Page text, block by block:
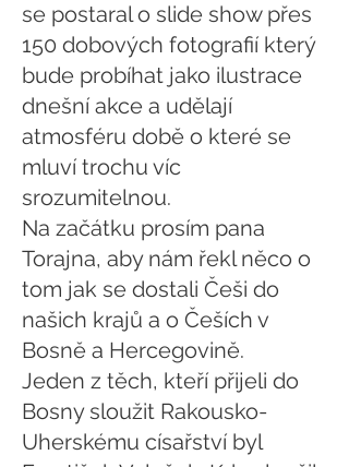
se postaral o slide show přes
150 dobových fotografií který
bude probíhat jako ilustrace
dnešní akce a udělají
atmosféru době o které se
mluví trochu víc
srozumitelnou.
Na začátku prosím pana
Torajna, aby nám řekl něco o
tom jak se dostali Češi do
našich krajů a o Češích v
Bosně a Hercegovině.
Jeden z těch, kteří přijeli do
Bosny sloužit Rakousko-
Uherskému císařství byl